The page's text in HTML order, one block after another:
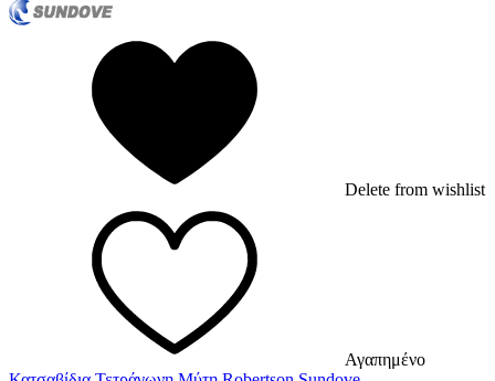
Delete from wishlist
Αγαπημένο